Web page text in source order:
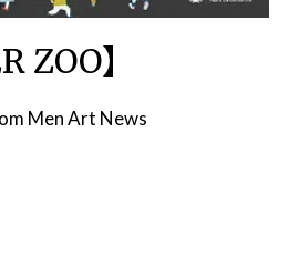
ZOO】
Men Art News